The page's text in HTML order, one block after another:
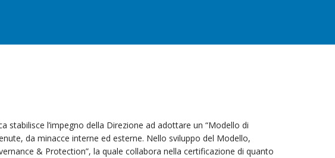
l’impegno della Direzione ad adottare un “Modello di
da minacce interne ed esterne. Nello sviluppo del Modello,
& Protection”, la quale collabora nella certificazione di quanto